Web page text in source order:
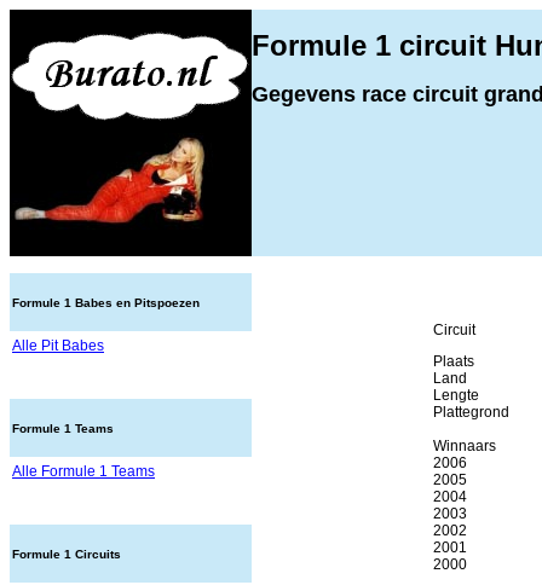
Formule 1 circuit
Gegevens race circuit
Formule 1 Babes en Pitspoezen
Alle Pit Babes
Formule 1 Teams
Alle Formule 1 Teams
Formule 1 Circuits
Circuit
Plaats
Land
Lengte
Plattegrond
Winnaars
2006
2005
2004
2003
2002
2001
2000